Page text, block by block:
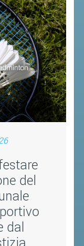
del
dal
RICERCA
E